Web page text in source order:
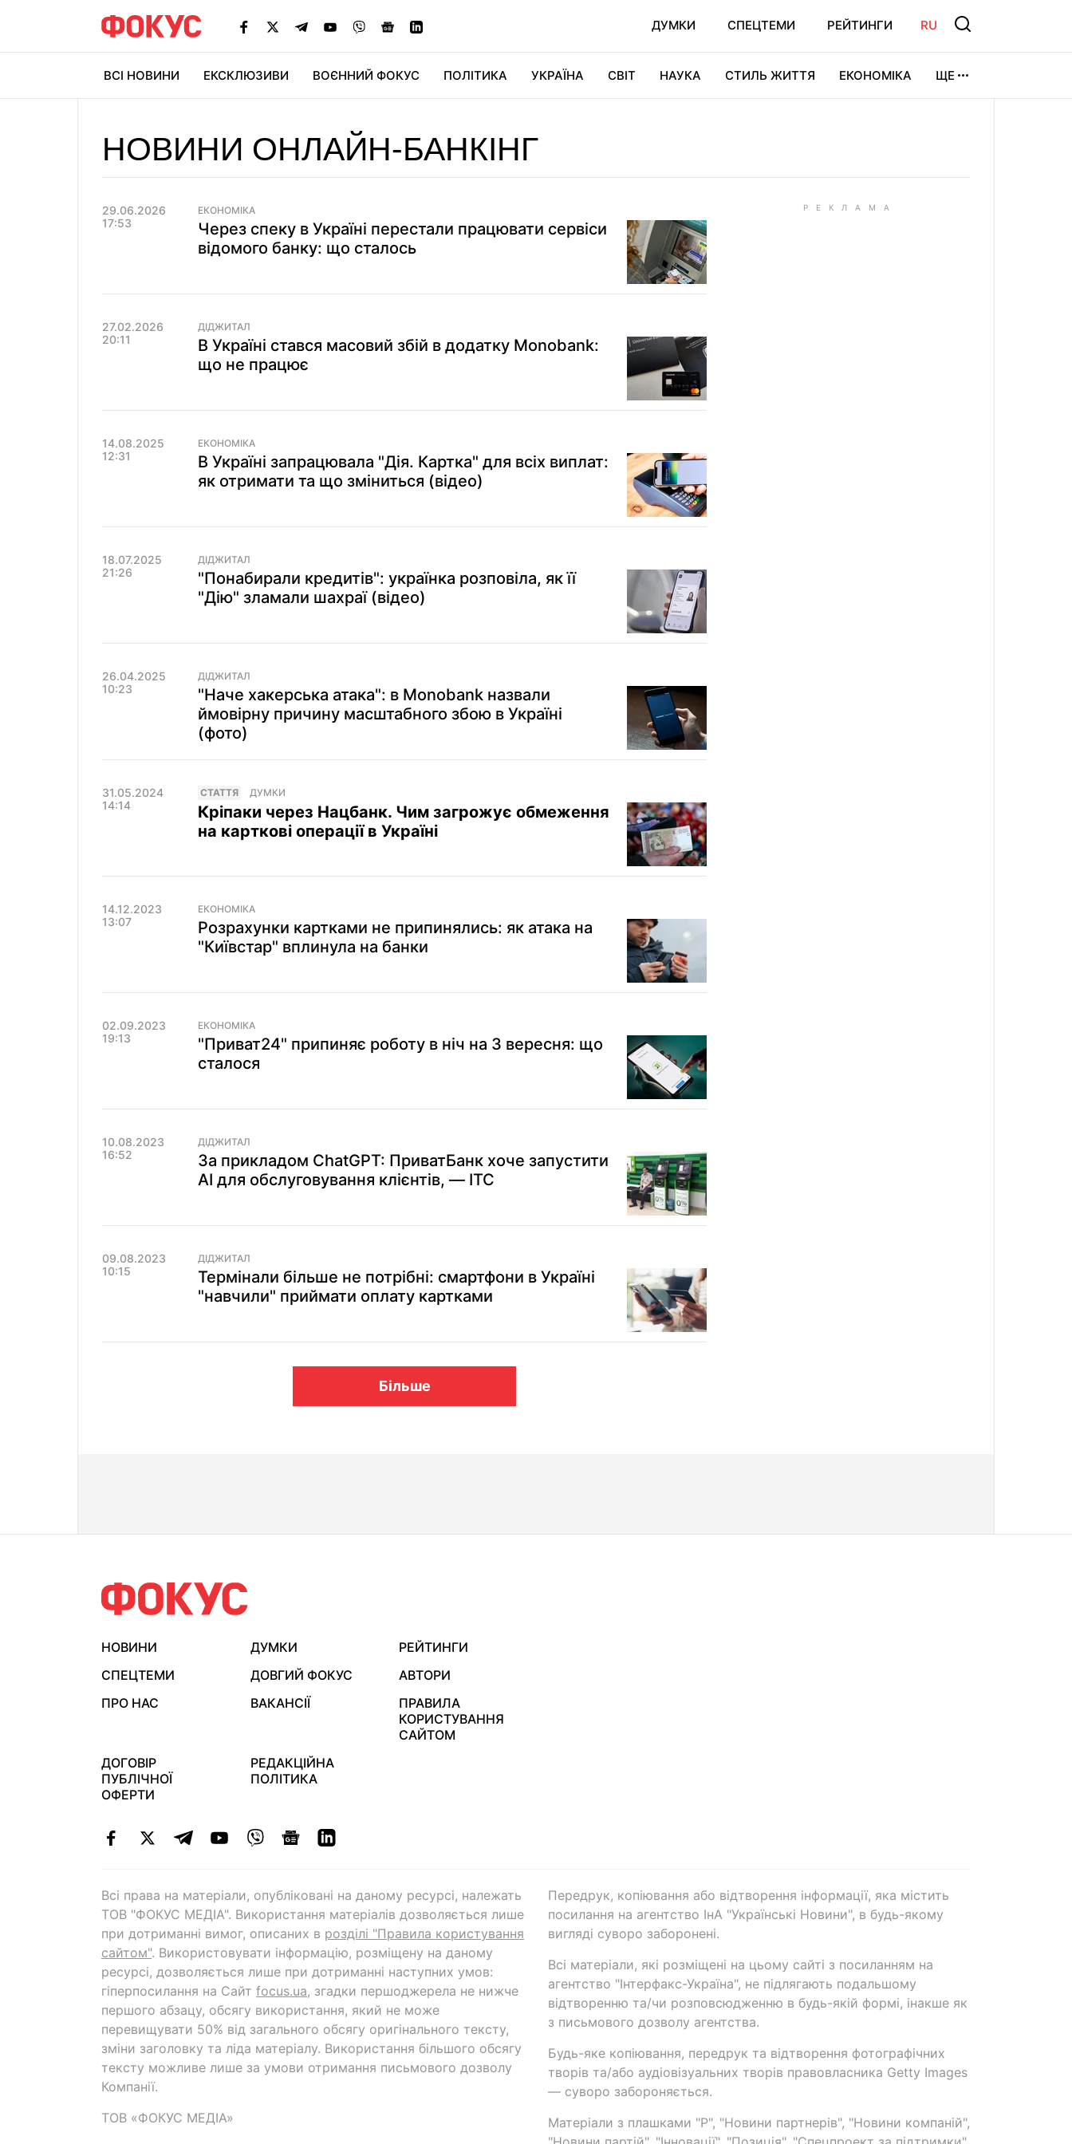
ДУМКИ СПЕЦТЕМИ РЕЙТИНГИ RU
ВСІ НОВИНИ ЕКСКЛЮЗИВИ ВОЄННИЙ ФОКУС ПОЛІТИКА УКРАЇНА СВІТ НАУКА СТИЛЬ ЖИТТЯ ЕКОНОМІКА ЩЕ
НОВИНИ ОНЛАЙН-БАНКІНГ
29.06.2026
17:53
ЕКОНОМІКА
Через спеку в Україні перестали працювати сервіси
відомого банку: що сталось
27.02.2026
20:11
ДІДЖИТАЛ
В Україні стався масовий збій в додатку Monobank:
що не працює
14.08.2025
12:31
ЕКОНОМІКА
В Україні запрацювала "Дія. Картка" для всіх виплат:
як отримати та що зміниться (відео)
18.07.2025
21:26
ДІДЖИТАЛ
"Понабирали кредитів": українка розповіла, як її
"Дію" зламали шахраї (відео)
26.04.2025
10:23
ДІДЖИТАЛ
"Наче хакерська атака": в Monobank назвали
ймовірну причину масштабного збою в Україні
(фото)
31.05.2024
14:14
СТАТТЯ ДУМКИ
Кріпаки через Нацбанк. Чим загрожує обмеження
на карткові операції в Україні
14.12.2023
13:07
ЕКОНОМІКА
Розрахунки картками не припинялись: як атака на
"Київстар" вплинула на банки
02.09.2023
19:13
ЕКОНОМІКА
"Приват24" припиняє роботу в ніч на 3 вересня: що
сталося
10.08.2023
16:52
ДІДЖИТАЛ
За прикладом СhatGРТ: ПриватБанк хоче запустити
АІ для обслуговування клієнтів, — ITC
09.08.2023
10:15
ДІДЖИТАЛ
Термінали більше не потрібні: смартфони в Україні
"навчили" приймати оплату картками
Більше
НОВИНИ ДУМКИ
РЕЙТИНГИ
СПЕЦТЕМИ
ДОВГИЙ ФОКУС
АВТОРИ
ПРО НАС
ВАКАНСІЇ
ПРАВИЛА
КОРИСТУВАННЯ
САЙТОМ
ДОГОВІР
ПУБЛІЧНОЇ
ОФЕРТИ
РЕДАКЦІЙНА
ПОЛІТИКА
Всі права на матеріали, опубліковані на даному ресурсі, належать
ТОВ "ФОКУС МЕДІА". Використання матеріалів дозволяється лише
при дотриманні вимог, описаних в розділі "Правила користування
сайтом". Використовувати інформацію, розміщену на даному
ресурсі, дозволяється лише при дотриманні наступних умов:
гіперпосилання на Cайт focus.ua, згадки першоджерела не нижче
першого абзацу, обсягу використання, який не може
перевищувати 50% від загального обсягу оригінального тексту,
зміни заголовку та ліда матеріалу. Використання більшого обсягу
тексту можливе лише за умови отримання письмового дозволу
Компанії.
ТОВ «ФОКУС МЕДІА»
Передрук, копіювання або відтворення інформації, яка містить
посилання на агентство ІнА "Українські Новини", в будь-якому
вигляді суворо заборонені.
Всі матеріали, які розміщені на цьому сайті з посиланням на
агентство "Інтерфакс-Україна", не підлягають подальшому
відтворенню та/чи розповсюдженню в будь-якій формі, інакше як
з письмового дозволу агентства.
Будь-яке копіювання, передрук та відтворення фотографічних
творів та/або аудіовізуальних творів правовласника Getty Images
— суворо забороняється.
Матеріали з плашками "Р", "Новини партнерів", "Новини компаній",